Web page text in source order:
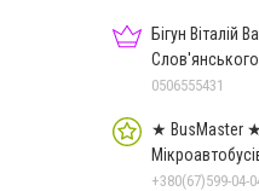
Бігун Віталій
Слов'янського
Дон.обл.
0506555431
★ BusMaster
+380(67)599-04-